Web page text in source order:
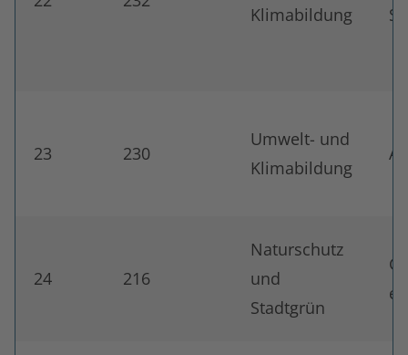
Klimabildung
23 230
Umwelt- und
Klimabildung
A
24 216
Naturschutz
und
Stadtgrün